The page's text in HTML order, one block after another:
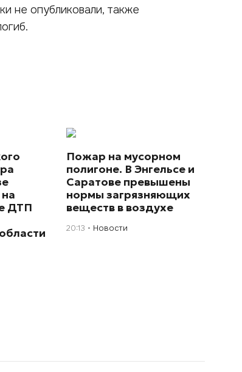
не опубликовали, также
ДТП
Пожар на мусорном
полигоне. В Энгельсе и
Саратове превышены
нормы загрязняющих
веществ в воздухе
20:13 Новости